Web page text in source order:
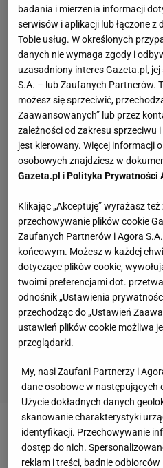
Jakie materiały do
przydadzą?
badania i mierzenia informacji
serwisów i aplikacji lub łączone
Tobie usług. W określonych
danych nie wymaga zgody i
uzasadniony interes Gazeta.pl,
S.A. – lub Zaufanych Partnerów.
możesz się sprzeciwić,
Zaawansowanych” lub przez
zależności od zakresu sprzeciwu
jest kierowany. Więcej informacji
osobowych znajdziesz w
Gazeta.pl iPolityka Prywatności
Klikając „Akceptuję” wyrażasz
przechowywanie plików cookie
Zaufanych Partnerów i Agora
końcowym. Możesz w każdej
dotyczące plików cookie,
twoimi preferencjami dot.
odnośnik „Ustawienia
przechodząc do „Ustawień
ustawień plików cookie możliwa
przeglądarki.
My, nasi Zaufani Partnerzy i
dane osobowe w następujących
Użycie dokładnych danych
skanowanie charakterystyki
identyfikacji. Przechowywanie
dostęp do nich.
reklam i treści, badnie odbiorców